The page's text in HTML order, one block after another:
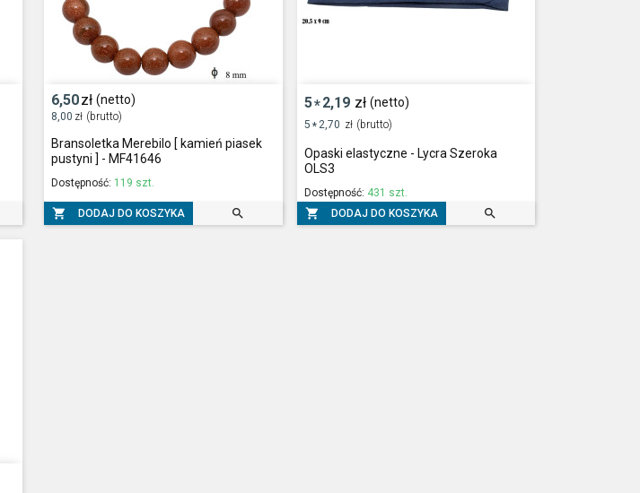
6,50zł (netto)
8,00 zł (brutto)
Bransoletka Merebilo [ kamień piasek
pustyni ] - MF41646
Dostępność: 119 szt.
 DODAJ DO KOSZYKA 
5*2,19 zł (netto)
5 * 2,70 zł (brutto)
Opaski elastyczne - Lycra Szeroka
OLS3
Dostępność: 431 szt.
 DODAJ DO KOSZYKA 